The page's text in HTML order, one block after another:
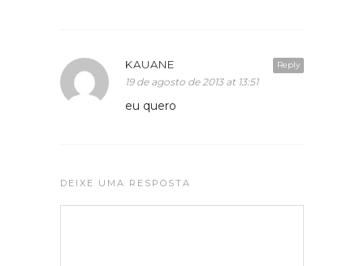
Reply
KAUANE
19 de agosto de 2013 at 13:51
eu quero
DEIXE UMA RESPOSTA